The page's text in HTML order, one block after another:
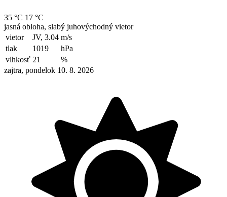
35 °C 17 °C
jasná obloha, slabý juhovýchodný vietor
vietor
JV, 3.04 m/s
tlak
1019
hPa
vlhkosť 21
%
zajtra, pondelok 10. 8. 2026